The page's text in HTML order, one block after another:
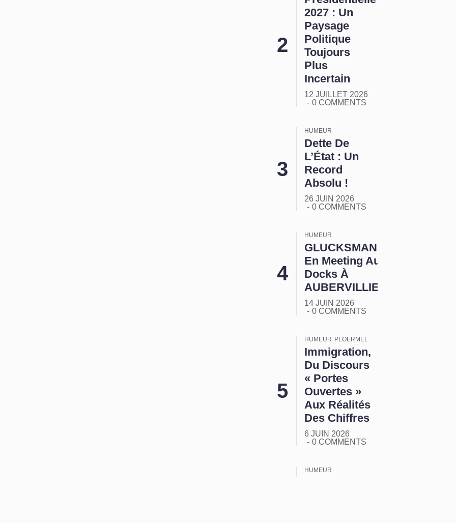
2027 : Un
Paysage
Politique
Toujours
Plus
Incertain
12 JUILLET 2026
0 COMMENTS
HUMEUR
Dette De
L’État : Un
Record
Absolu !
26 JUIN 2026
0 COMMENTS
HUMEUR
GLUCKSMANN
En Meeting Aux
Docks À
AUBERVILLIERS
14 JUIN 2026
0 COMMENTS
HUMEUR PLOËRMEL
Immigration,
Du Discours
« Portes
Ouvertes »
Aux Réalités
Des Chiffres
6 JUIN 2026
0 COMMENTS
HUMEUR